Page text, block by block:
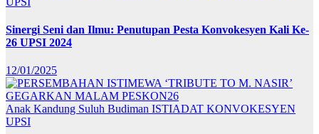
Sinergi Seni dan Ilmu: Penutupan Pesta Konvokesyen Kali Ke-
26 UPSI 2024
12/01/2025
Anak Kandung Suluh Budiman ISTIADAT KONVOKESYEN
UPSI